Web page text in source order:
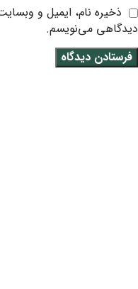
ذخیره نام، ایمیل و
دیدگاهی می‌نویسم.